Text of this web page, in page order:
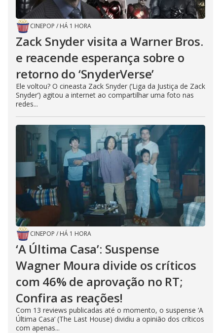
CINEPOP / HÁ 1 HORA
Zack Snyder visita a Warner Bros.
e reacende esperança sobre o
retorno do ‘SnyderVerse’
Ele voltou? O cineasta Zack Snyder (‘Liga da Justiça de Zack
Snyder’) agitou a internet ao compartilhar uma foto nas
redes...
CINEPOP / HÁ 1 HORA
‘A Última Casa’: Suspense
Wagner Moura divide os críticos
com 46% de aprovação no RT;
Confira as reações!
Com 13 reviews publicadas até o momento, o suspense ‘A
Última Casa‘ (The Last House) dividiu a opinião dos críticos
com apenas...